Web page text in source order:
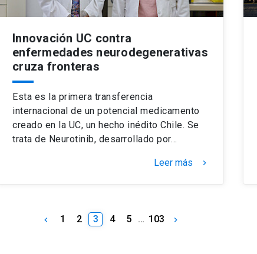
Innovación UC contra
enfermedades neurodegenerativas
cruza fronteras
Esta es la primera transferencia
internacional de un potencial medicamento
creado en la UC, un hecho inédito Chile. Se
trata de Neurotinib, desarrollado por…
Leer más keyboard_arrow_right
keyboard_arrow_left 1 2 3 4 5 … 103 keyboard_arrow_right